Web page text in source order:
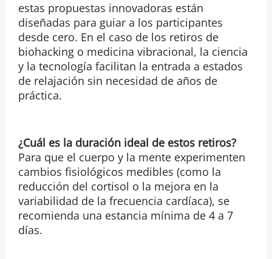
estas propuestas innovadoras están
diseñadas para guiar a los participantes
desde cero. En el caso de los retiros de
biohacking o medicina vibracional, la ciencia
y la tecnología facilitan la entrada a estados
de relajación sin necesidad de años de
práctica.
¿Cuál es la duración ideal de estos retiros?
Para que el cuerpo y la mente experimenten
cambios fisiológicos medibles (como la
reducción del cortisol o la mejora en la
variabilidad de la frecuencia cardíaca), se
recomienda una estancia mínima de 4 a 7
días.